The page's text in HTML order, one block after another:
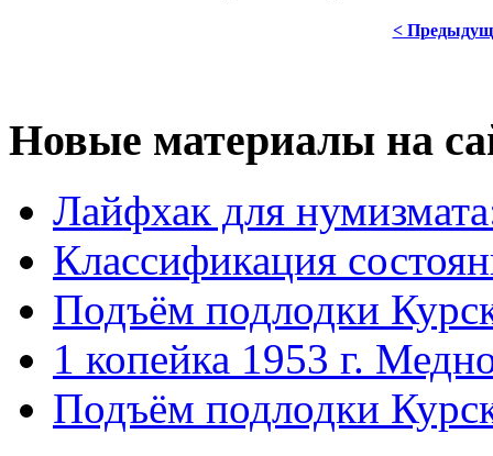
<
Новые материалы на
Лайфхак для
Классификация
Подъём подлодки
1 копейка 1953 г.
Подъём подлодки